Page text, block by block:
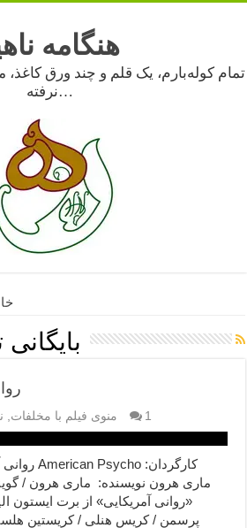
هنگامه
تمام کوله‌بارم، یک قلم و چند ورق
نرفته…
منوی فیلم با مخلفات 1
ماری هرون نویسنده: ماری هرون /
«روانی آمریکایی» از برت ایستون
پرسمن / کریس هنلی / کریستین